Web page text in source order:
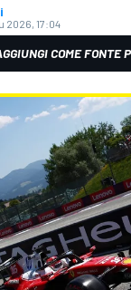
2026, 17:04
COME FONTE